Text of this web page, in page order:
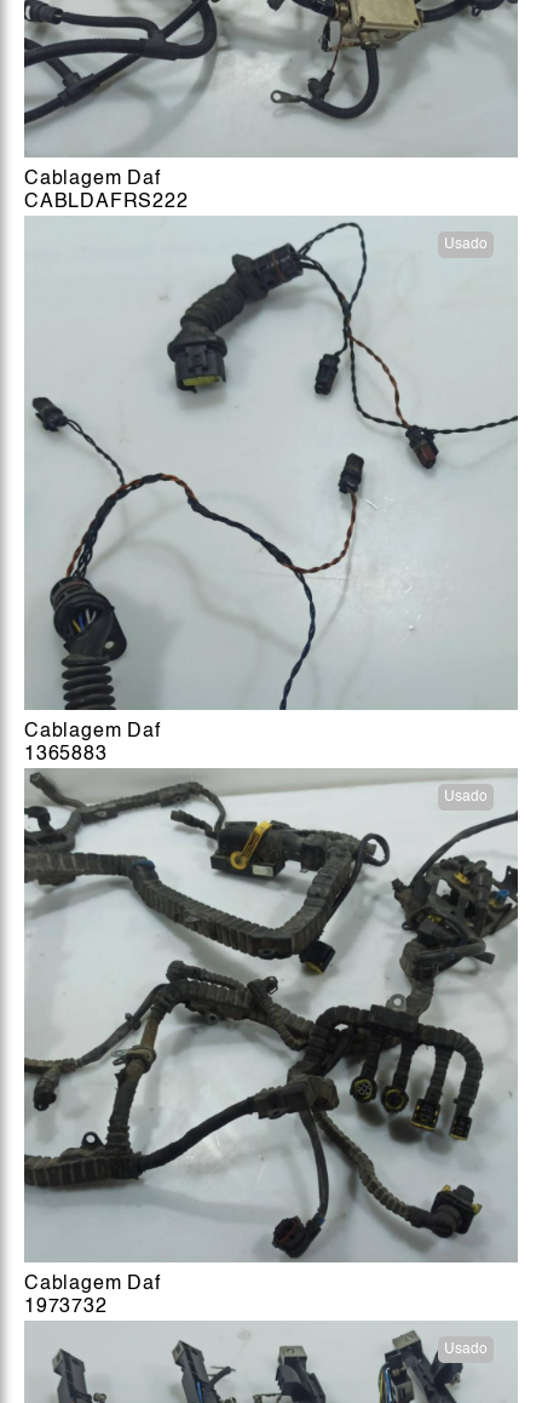
Cablagem Daf
CABLDAFRS222
Usado
Cablagem Daf
1365883
Usado
Cablagem Daf
1973732
Usado